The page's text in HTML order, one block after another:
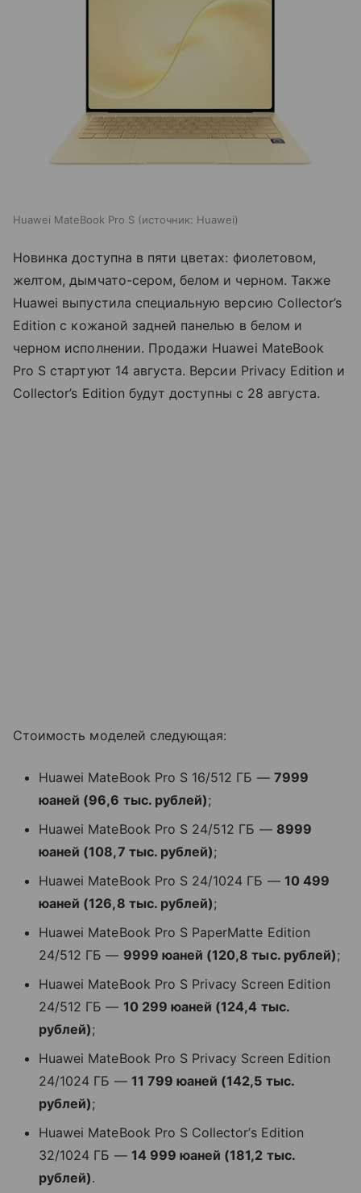
Huawei MateBook Pro S источник: Huawei
Новинка доступна в пяти цветах: фиолетовом,
желтом, дымчато-сером, белом и черном. Также
Huawei выпустила специальную версию Collector’s
Edition с кожаной задней панелью в белом и
черном исполнении. Продажи Huawei MateBook
Pro S стартуют 14 августа. Версии Privacy Edition и
Collector’s Edition будут доступны с 28 августа.
Стоимость моделей следующая:
Huawei MateBook Pro S 16/512 ГБ — 7999
юаней (96,6 тыс. рублей);
Huawei MateBook Pro S 24/512 ГБ — 8999
юаней (108,7 тыс. рублей);
Huawei MateBook Pro S 24/1024 ГБ — 10 499
юаней (126,8 тыс. рублей);
Huawei MateBook Pro S PaperMatte Edition
24/512 ГБ — 9999 юаней (120,8 тыс. рублей);
Huawei MateBook Pro S Privacy Screen Edition
24/512 ГБ — 10 299 юаней (124,4 тыс.
рублей);
Huawei MateBook Pro S Privacy Screen Edition
24/1024 ГБ — 11 799 юаней (142,5 тыс.
рублей);
Huawei MateBook Pro S Collector’s Edition
32/1024 ГБ — 14 999 юаней (181,2 тыс.
рублей).